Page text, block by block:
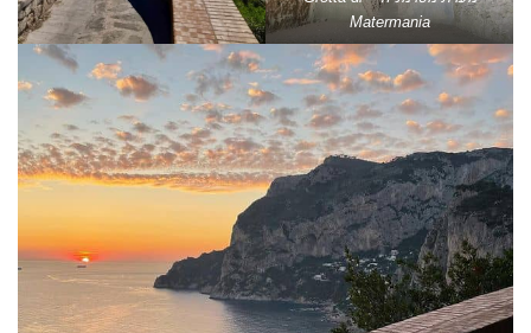
Matermania